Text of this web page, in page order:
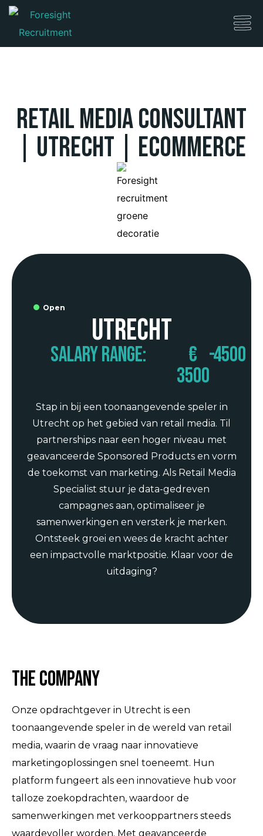
Retail Media Consultant
| Utrecht | eCommerce
Open
Utrecht
Salary range:
€
3500
-4500
Stap in bij een toonaangevende speler in
Utrecht op het gebied van retail media. Til
partnerships naar een hoger niveau met
geavanceerde Sponsored Products en vorm
de toekomst van marketing. Als Retail Media
Specialist stuur je data-gedreven
campagnes aan, optimaliseer je
samenwerkingen en versterk je merken.
Ontsteek groei en wees de kracht achter
een impactvolle marktpositie. Klaar voor de
uitdaging?
The Company
Onze opdrachtgever in Utrecht is een
toonaangevende speler in de wereld van retail
media, waarin de vraag naar innovatieve
marketingoplossingen snel toeneemt. Hun
platform fungeert als een innovatieve hub voor
talloze zoekopdrachten, waardoor de
samenwerkingen met verkooppartners steeds
waardevoller worden. Met geavanceerde